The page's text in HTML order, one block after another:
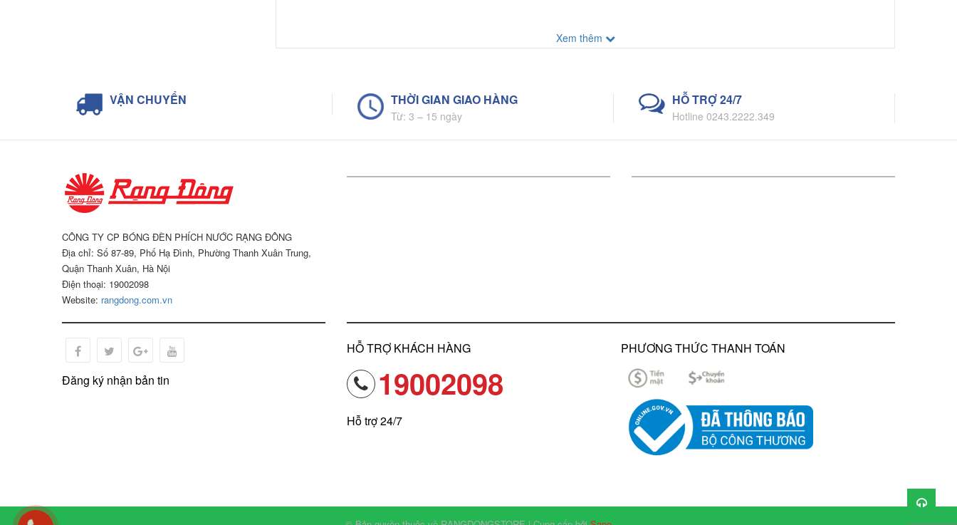
Xem thêm
VẬN CHUYỂN THỜI GIAN GIAO HÀNG
Từ: 3 – 15 ngày
HỖ TRỢ 24/7
Hotline 0243.2222.349
CÔNG TY CP BÓNG ĐÈN PHÍCH NƯỚC RẠNG ĐÔNG
Địa chỉ: Số 87-89, Phố Hạ Đình, Phường Thanh Xuân Trung,
Quận Thanh Xuân, Hà Nội
Điện thoại: 19002098
Website: rangdong.com.vn
Đăng ký nhận bản tin
HỖ TRỢ KHÁCH HÀNG
19002098
Hỗ trợ 24/7
PHƯƠNG THỨC THANH TOÁN